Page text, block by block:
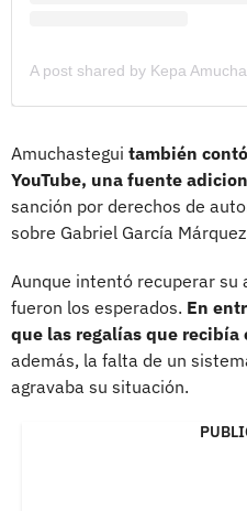
Amuchastegui también
YouTube, una fuente
sanción por derechos de
sobre Gabriel García
Aunque intentó recuperar su
fueron los esperados. En
que las regalías que recibía
además, la falta de un
agravaba su situación.